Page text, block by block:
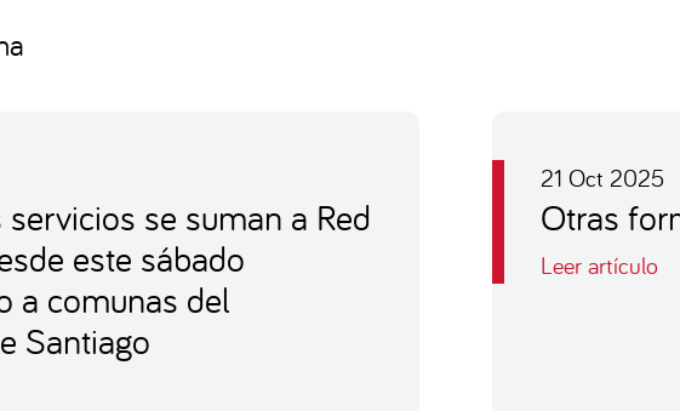
se suman a Red
este sábado
a comunas del
Santiago
21 Oct 2025
Otras
Leer artículo